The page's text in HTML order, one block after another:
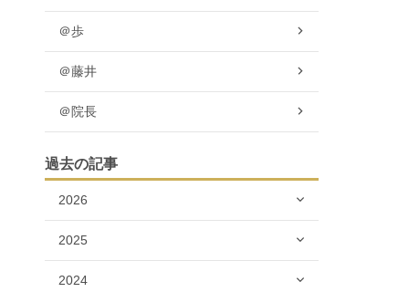
＠歩
＠藤井
＠院長
過去の記事
2026
2025
2024